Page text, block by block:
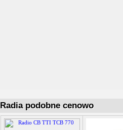
Radia podobne cenowo